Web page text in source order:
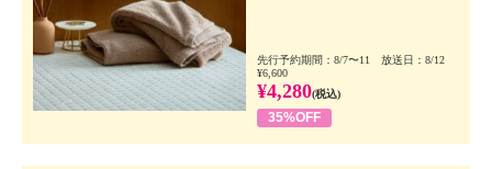
先行予約期間：8/7〜11 放送日：8/12
¥6,600
¥4,280(税込)
35%OFF